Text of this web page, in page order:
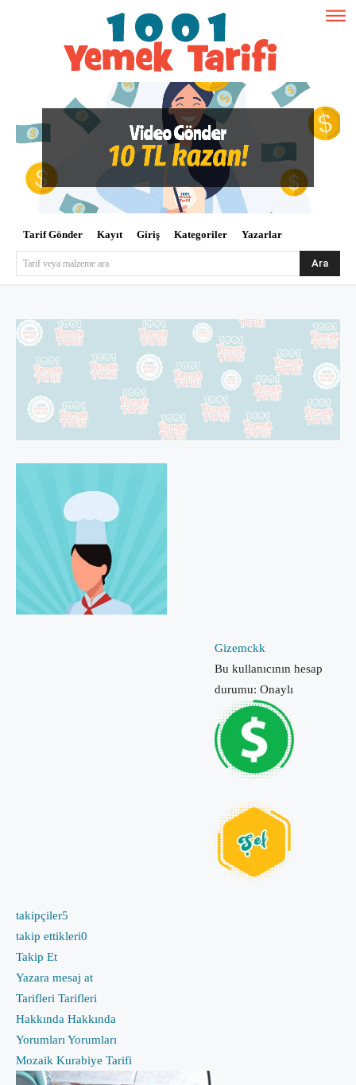
Tarif Gönder Kayıt Giriş Kategoriler Yazarlar
Tarif veya malzeme ara Ara
Gizemckk
Bu kullanıcının hesap
durumu: Onaylı
takipçiler5
takip ettikleri0
Takip Et
Yazara mesaj at
Tarifleri Tarifleri
Hakkında Hakkında
Yorumları Yorumları
Mozaik Kurabiye Tarifi